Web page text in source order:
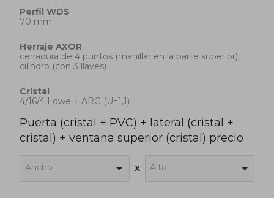
Perfil WDS
70 mm
Herraje AXOR
cerradura de 4 puntos (manillar en la parte superior)
cilindro (con 3 llaves)
Cristal
4/16/4 Lowe + ARG (U=1,1)
Puerta (cristal + PVC) + lateral (cristal +
cristal) + ventana superior (cristal) precio
Ancho x Alto